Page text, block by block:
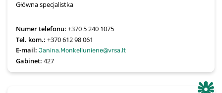
Główna specjalistka
Numer telefonu:+370 5 240 1075
Tel. kom.:+370 612 98 061
E-mail:Janina.Monkeliuniene@vrsa.lt
Gabinet:427